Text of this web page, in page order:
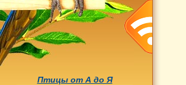
Птицы от А до Я